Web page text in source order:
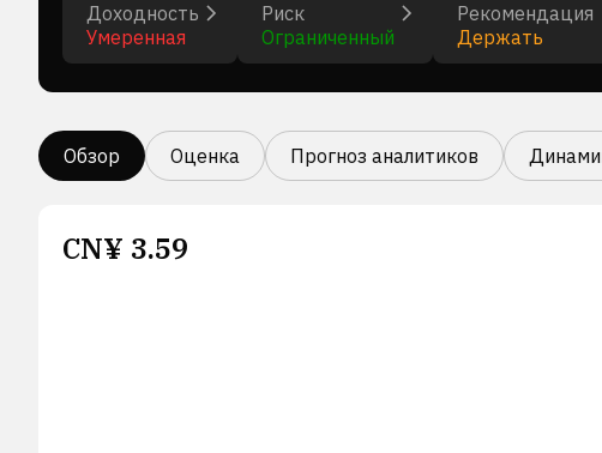
Доходность
Умеренная
Риск
Ограниченный
Рекомендация
Держать
Обзор Оценка Прогноз аналитиков
CN¥ 3.59